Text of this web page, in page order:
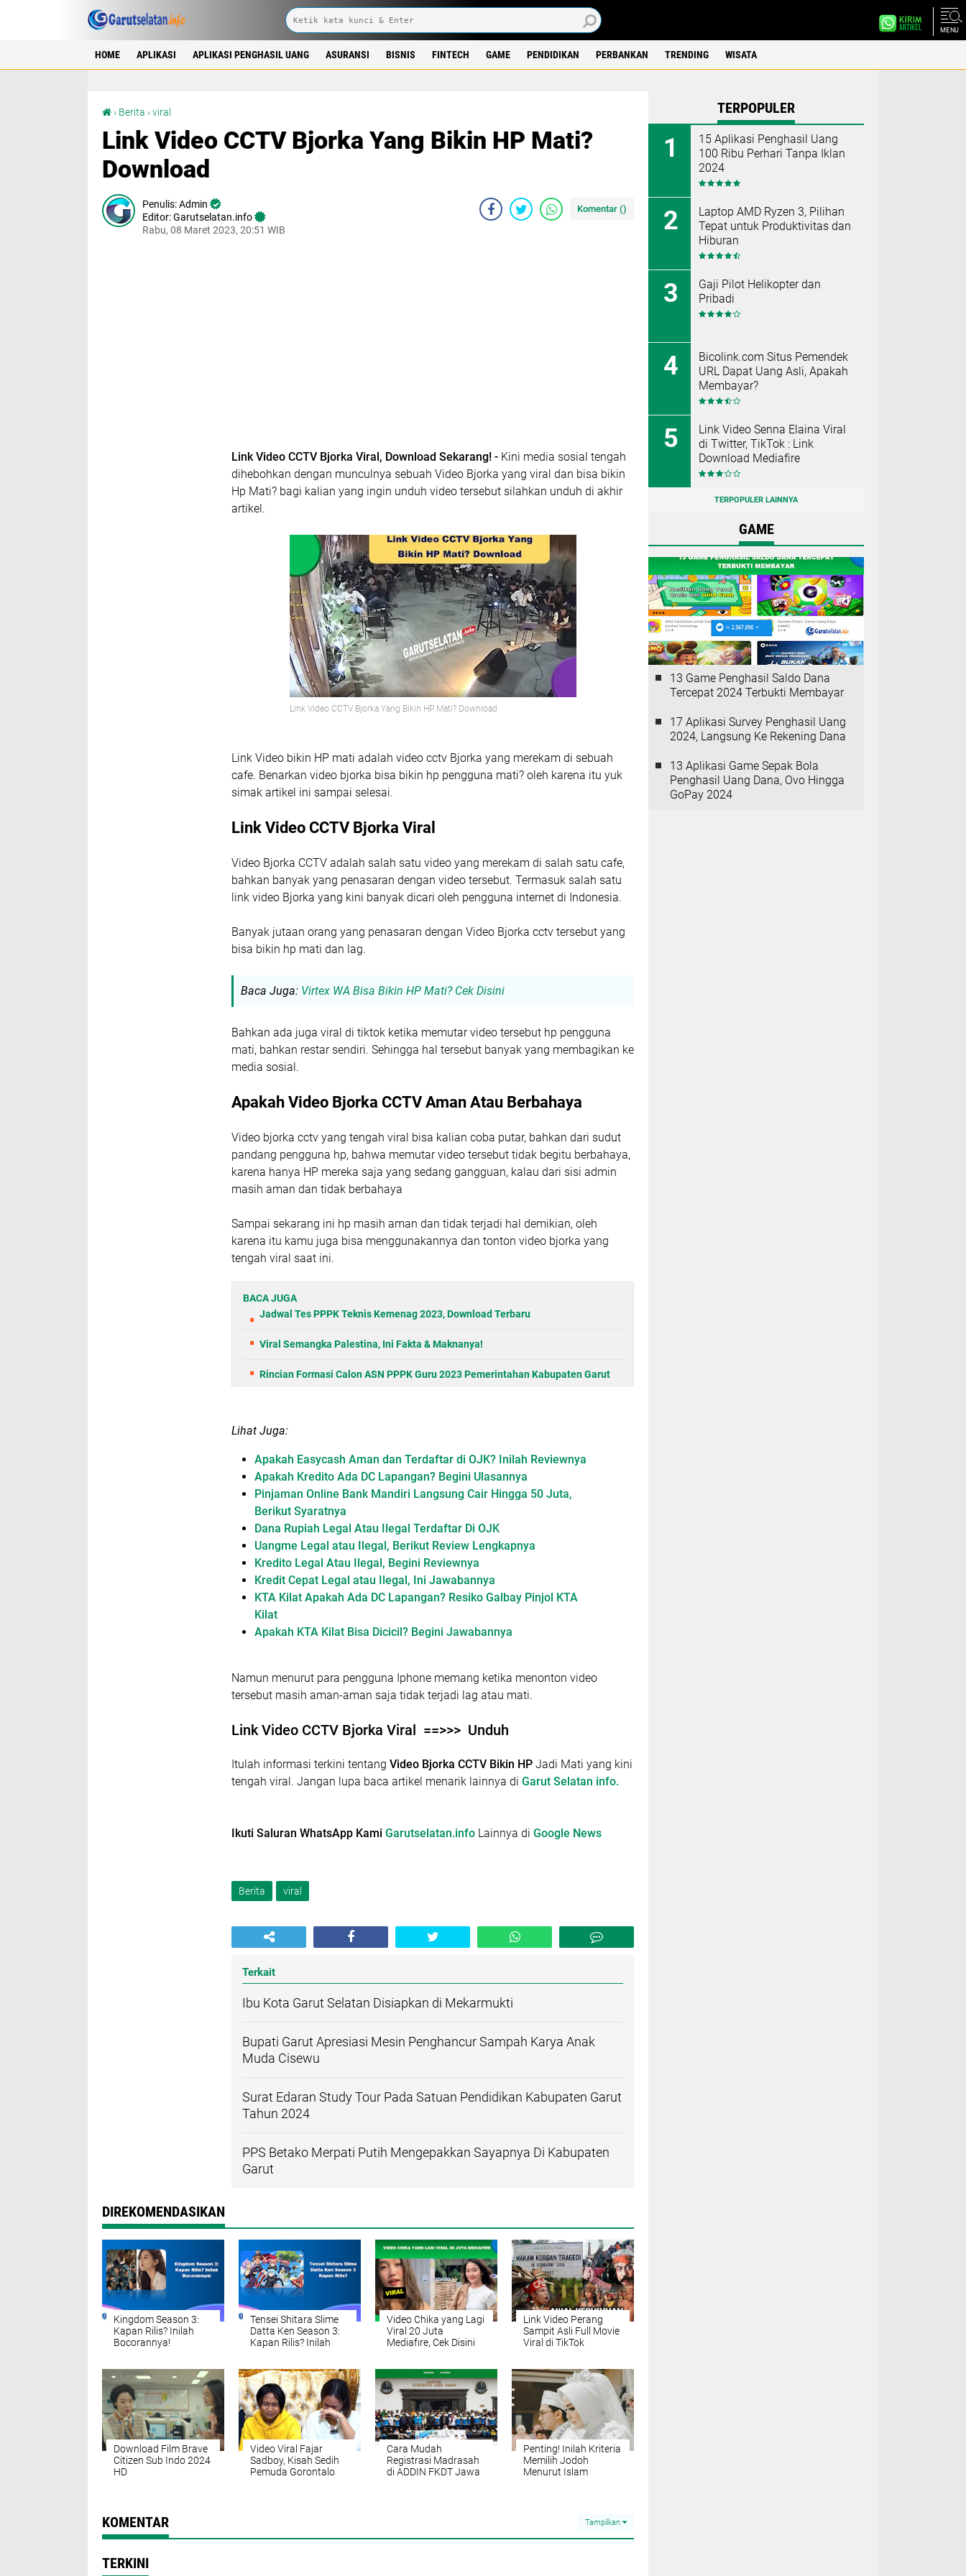
MENU
HOME APLIKASI APLIKASI PENGHASIL UANG ASURANSI BISNIS FINTECH GAME PENDIDIKAN PERBANKAN TRENDING WISATA
› Berita ›viral
Link Video CCTV Bjorka Yang Bikin HP Mati?
Download
Admin
Editor: Garutselatan.info
Rabu, 08 Maret 2023, 20:51 WIB
Komentar ()
Link Video CCTV Bjorka Viral, Download Sekarang! - Kini media sosial tengah
dihebohkan dengan munculnya sebuah Video Bjorka yang viral dan bisa bikin
Hp Mati? bagi kalian yang ingin unduh video tersebut silahkan unduh di akhir
artikel.
Link Video CCTV Bjorka Yang Bikin HP Mati? Download
Link Video bikin HP mati adalah video cctv Bjorka yang merekam di sebuah
cafe. Benarkan video bjorka bisa bikin hp pengguna mati? oleh karena itu yuk
simak artikel ini sampai selesai.
Link Video CCTV Bjorka Viral
Video Bjorka CCTV adalah salah satu video yang merekam di salah satu cafe,
bahkan banyak yang penasaran dengan video tersebut. Termasuk salah satu
link video Bjorka yang kini banyak dicari oleh pengguna internet di Indonesia.
Banyak jutaan orang yang penasaran dengan Video Bjorka cctv tersebut yang
bisa bikin hp mati dan lag.
Baca Juga: Virtex WA Bisa Bikin HP Mati? Cek Disini
Bahkan ada juga viral di tiktok ketika memutar video tersebut hp pengguna
mati, bahkan restar sendiri. Sehingga hal tersebut banyak yang membagikan ke
media sosial.
Apakah Video Bjorka CCTV Aman Atau Berbahaya
Video bjorka cctv yang tengah viral bisa kalian coba putar, bahkan dari sudut
pandang pengguna hp, bahwa memutar video tersebut tidak begitu berbahaya,
karena hanya HP mereka saja yang sedang gangguan, kalau dari sisi admin
masih aman dan tidak berbahaya
Sampai sekarang ini hp masih aman dan tidak terjadi hal demikian, oleh
karena itu kamu juga bisa menggunakannya dan tonton video bjorka yang
tengah viral saat ini.
BACA JUGA
Jadwal Tes PPPK Teknis Kemenag 2023, Download Terbaru
Viral Semangka Palestina, Ini Fakta & Maknanya!
Rincian Formasi Calon ASN PPPK Guru 2023 Pemerintahan Kabupaten Garut
Lihat Juga:
Apakah Easycash Aman dan Terdaftar di OJK? Inilah Reviewnya
Apakah Kredito Ada DC Lapangan? Begini Ulasannya
Pinjaman Online Bank Mandiri Langsung Cair Hingga 50 Juta,
Berikut Syaratnya
Dana Rupiah Legal Atau Ilegal Terdaftar Di OJK
Uangme Legal atau Ilegal, Berikut Review Lengkapnya
Kredito Legal Atau Ilegal, Begini Reviewnya
Kredit Cepat Legal atau Ilegal, Ini Jawabannya
KTA Kilat Apakah Ada DC Lapangan? Resiko Galbay Pinjol KTA
Kilat
Apakah KTA Kilat Bisa Dicicil? Begini Jawabannya
Namun menurut para pengguna Iphone memang ketika menonton video
tersebut masih aman-aman saja tidak terjadi lag atau mati.
Link Video CCTV Bjorka Viral ==>>> Unduh
Itulah informasi terkini tentang Video Bjorka CCTV Bikin HP Jadi Mati yang kini
tengah viral. Jangan lupa baca artikel menarik lainnya di Garut Selatan info.
Ikuti Saluran WhatsApp Kami Garutselatan.info Lainnya di Google News
Berita viral
Terkait
Ibu Kota Garut Selatan Disiapkan di Mekarmukti
Bupati Garut Apresiasi Mesin Penghancur Sampah Karya Anak
Muda Cisewu
Surat Edaran Study Tour Pada Satuan Pendidikan Kabupaten Garut
Tahun 2024
PPS Betako Merpati Putih Mengepakkan Sayapnya Di Kabupaten
Garut
DIREKOMENDASIKAN
Kingdom Season 3:
Kapan Rilis? Inilah
Bocorannya!
Tensei Shitara Slime
Datta Ken Season 3:
Kapan Rilis? Inilah
Video Chika yang Lagi
Viral 20 Juta
Mediafıre, Cek Disini
Link Video Perang
Sampit Asli Full Movie
Viral di TikTok
Download Film Brave
Citizen Sub Indo 2024
HD
Video Viral Fajar
Sadboy, Kisah Sedih
Pemuda Gorontalo
Cara Mudah
Registrasi Madrasah
di ADDIN FKDT Jawa
Penting! Inilah Kriteria
Memilih Jodoh
Menurut Islam
KOMENTAR Tampilkan
TERKINI
TERPOPULER
15 Aplikasi Penghasil Uang
100 Ribu Perhari Tanpa Iklan
2024
Laptop AMD Ryzen 3, Pilihan
Tepat untuk Produktivitas dan
Hiburan
Gaji Pilot Helikopter dan
Pribadi
Bicolink.com Situs Pemendek
URL Dapat Uang Asli, Apakah
Membayar?
Link Video Senna Elaina Viral
di Twitter, TikTok : Link
Download Mediafire
TERPOPULER LAINNYA
GAME
13 Game Penghasil Saldo Dana
Tercepat 2024 Terbukti Membayar
17 Aplikasi Survey Penghasil Uang
2024, Langsung Ke Rekening Dana
13 Aplikasi Game Sepak Bola
Penghasil Uang Dana, Ovo Hingga
GoPay 2024